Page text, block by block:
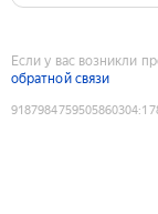
Если у вас возникли
обратной связи
9187984759505860304: